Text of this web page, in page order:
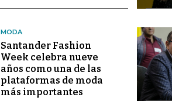
MODA
Santander Fashion
Week celebra nueve
años como una de las
plataformas de moda
más importantes